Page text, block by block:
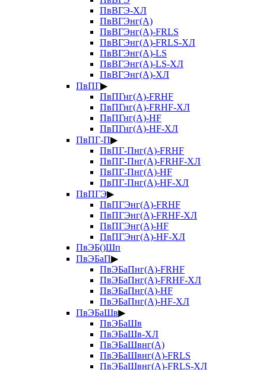
ПвВГЭ-ХЛ
ПвВГЭнг(А)
ПвВГЭнг(А)-FRLS
ПвВГЭнг(А)-FRLS-ХЛ
ПвВГЭнг(А)-LS
ПвВГЭнг(А)-LS-ХЛ
ПвВГЭнг(А)-ХЛ
ПвПГ▶
ПвПГнг(А)-FRHF
ПвПГнг(А)-FRHF-ХЛ
ПвПГнг(А)-HF
ПвПГнг(А)-HF-ХЛ
ПвПГ-П▶
ПвПГ-Пнг(А)-FRHF
ПвПГ-Пнг(А)-FRHF-ХЛ
ПвПГ-Пнг(А)-HF
ПвПГ-Пнг(А)-HF-ХЛ
ПвПГЭ▶
ПвПГЭнг(А)-FRHF
ПвПГЭнг(А)-FRHF-ХЛ
ПвПГЭнг(А)-HF
ПвПГЭнг(А)-HF-ХЛ
ПвЭБ()Шп
ПвЭБаП▶
ПвЭБаПнг(А)-FRHF
ПвЭБаПнг(А)-FRHF-ХЛ
ПвЭБаПнг(А)-HF
ПвЭБаПнг(А)-HF-ХЛ
ПвЭБаШв▶
ПвЭБаШв
ПвЭБаШв-ХЛ
ПвЭБаШвнг(А)
ПвЭБаШвнг(А)-FRLS
ПвЭБаШвнг(А)-FRLS-ХЛ